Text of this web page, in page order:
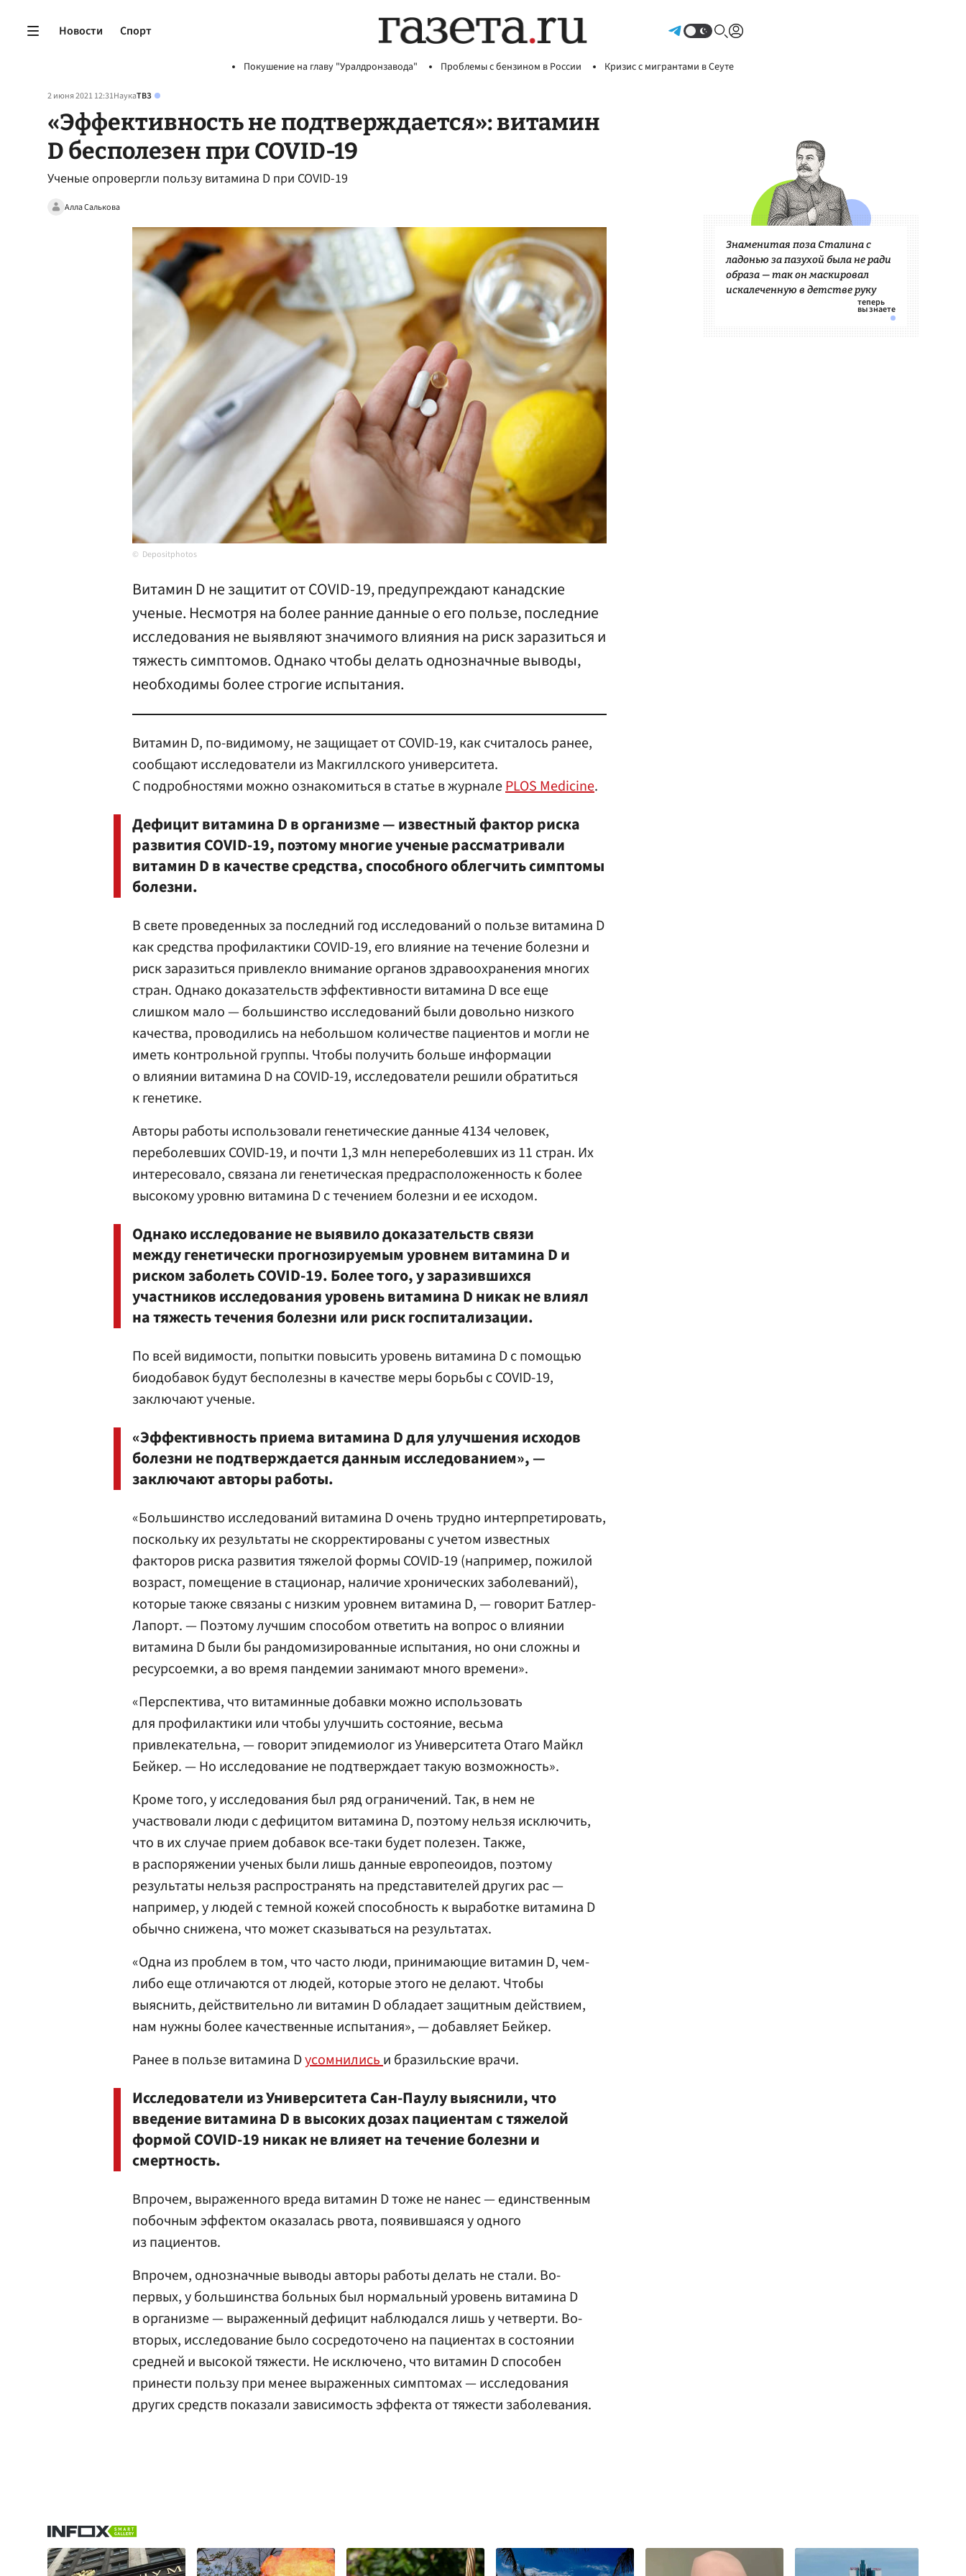
Новости Спорт
Покушение на главу "Уралдронзавода" Проблемы с бензином в России Кризис с мигрантами в Сеуте
2 июня 2021 12:31НаукаТВЗ
«Эффективность не подтверждается»: витамин
D бесполезен при COVID-19
Ученые опровергли пользу витамина D при COVID-19
Алла Салькова
Depositphotos
Витамин D не защитит от COVID-19, предупреждают канадские
ученые. Несмотря на более ранние данные о его пользе, последние
исследования не выявляют значимого влияния на риск заразиться и
тяжесть симптомов. Однако чтобы делать однозначные выводы,
необходимы более строгие испытания.
Витамин D, по-видимому, не защищает от COVID-19, как считалось ранее,
сообщают исследователи из Макгиллского университета.
С подробностями можно ознакомиться в статье в журналеPLOS Medicine.
Дефицит витамина D в организме — известный фактор риска
развития COVID-19, поэтому многие ученые рассматривали
витамин D в качестве средства, способного облегчить симптомы
болезни.
В свете проведенных за последний год исследований о пользе витамина D
как средства профилактики COVID-19, его влияние на течение болезни и
риск заразиться привлекло внимание органов здравоохранения многих
стран. Однако доказательств эффективности витамина D все еще
слишком мало — большинство исследований были довольно низкого
качества, проводились на небольшом количестве пациентов и могли не
иметь контрольной группы. Чтобы получить больше информации
о влиянии витамина D на COVID-19, исследователи решили обратиться
к генетике.
Авторы работы использовали генетические данные 4134 человек,
переболевших COVID-19, и почти 1,3 млн непереболевших из 11 стран. Их
интересовало, связана ли генетическая предрасположенность к более
высокому уровню витамина D с течением болезни и ее исходом.
Однако исследование не выявило доказательств связи
между генетически прогнозируемым уровнем витамина D и
риском заболеть COVID-19. Более того, у заразившихся
участников исследования уровень витамина D никак не влиял
на тяжесть течения болезни или риск госпитализации.
По всей видимости, попытки повысить уровень витамина D с помощью
биодобавок будут бесполезны в качестве меры борьбы с COVID-19,
заключают ученые.
«Эффективность приема витамина D для улучшения исходов
болезни не подтверждается данным исследованием», —
заключают авторы работы.
«Большинство исследований витамина D очень трудно интерпретировать,
поскольку их результаты не скорректированы с учетом известных
факторов риска развития тяжелой формы COVID-19 (например, пожилой
возраст, помещение в стационар, наличие хронических заболеваний),
которые также связаны с низким уровнем витамина D, — говорит Батлер-
Лапорт. — Поэтому лучшим способом ответить на вопрос о влиянии
витамина D были бы рандомизированные испытания, но они сложны и
ресурсоемки, а во время пандемии занимают много времени».
«Перспектива, что витаминные добавки можно использовать
для профилактики или чтобы улучшить состояние, весьма
привлекательна, — говорит эпидемиолог из Университета Отаго Майкл
Бейкер. — Но исследование не подтверждает такую возможность».
Кроме того, у исследования был ряд ограничений. Так, в нем не
участвовали люди с дефицитом витамина D, поэтому нельзя исключить,
что в их случае прием добавок все-таки будет полезен. Также,
в распоряжении ученых были лишь данные европеоидов, поэтому
результаты нельзя распространять на представителей других рас —
например, у людей с темной кожей способность к выработке витамина D
обычно снижена, что может сказываться на результатах.
«Одна из проблем в том, что часто люди, принимающие витамин D, чем-
либо еще отличаются от людей, которые этого не делают. Чтобы
выяснить, действительно ли витамин D обладает защитным действием,
нам нужны более качественные испытания», — добавляет Бейкер.
Ранее в пользе витамина Dусомнилисьи бразильские врачи.
Исследователи из Университета Сан-Паулу выяснили, что
введение витамина D в высоких дозах пациентам с тяжелой
формой COVID-19 никак не влияет на течение болезни и
смертность.
Впрочем, выраженного вреда витамин D тоже не нанес — единственным
побочным эффектом оказалась рвота, появившаяся у одного
из пациентов.
Впрочем, однозначные выводы авторы работы делать не стали. Во-
первых, у большинства больных был нормальный уровень витамина D
в организме — выраженный дефицит наблюдался лишь у четверти. Во-
вторых, исследование было сосредоточено на пациентах в состоянии
средней и высокой тяжести. Не исключено, что витамин D способен
принести пользу при менее выраженных симптомах — исследования
других средств показали зависимость эффекта от тяжести заболевания.
Знаменитая поза Сталина с
ладонью за пазухой была не ради
образа — так он маскировал
искалеченную в детстве руку